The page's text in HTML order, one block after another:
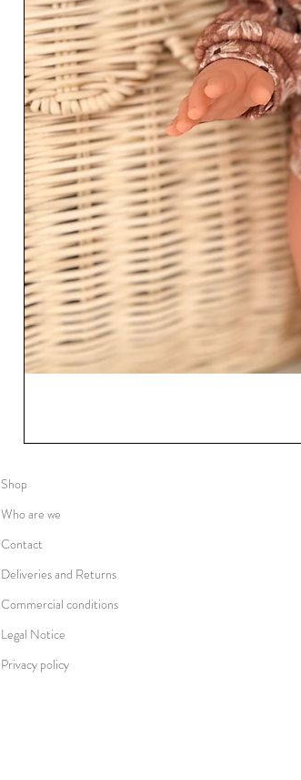
Shop
Who are we
Contact
Deliveries and Returns
Commercial conditions
Legal Notice
Privacy policy